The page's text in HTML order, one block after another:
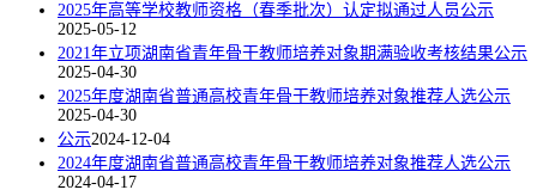
2025年高等学校教师资格（春季批次）认定拟通过人员公示
2025-05-12
2021年立项湖南省青年骨干教师培养对象期满验收考核结果公示
2025-04-30
2025年度湖南省普通高校青年骨干教师培养对象推荐人选公示
2025-04-30
公示2024-12-04
2024年度湖南省普通高校青年骨干教师培养对象推荐人选公示
2024-04-17